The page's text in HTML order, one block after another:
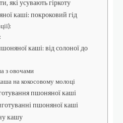
які усувають гіркоту
каші: покроковий гід
каші: від солоної до
з овочами
на кокосовому молоці
пшоняної каші
пшоняної каші
кашу